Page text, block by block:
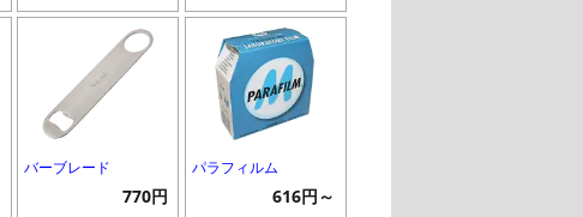
バーブレード
770円
パラフィルム
616円～